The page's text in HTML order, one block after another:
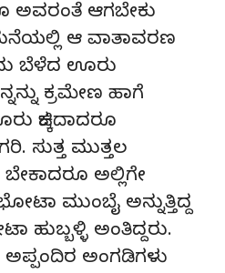
ಅವರಂತೆ ಆಗಬೇಕು
ಆ ವಾತಾವರಣ
ಬೆಳೆದ ಊರು
ಕ್ರಮೇಣ ಹಾಗೆ
ಚಿಕ್ಕದಾದರೂ
ಸುತ್ತ ಮುತ್ತಲ
ಅಲ್ಲಿಗೇ
ಮುಂಬೈ ಅನ್ನುತ್ತಿದ್ದ
ಹುಬ್ಬಳ್ಳಿ ಅಂತಿದ್ದರು.
ಅಂಗಡಿಗಳು